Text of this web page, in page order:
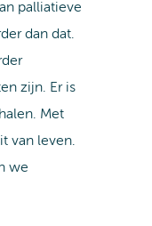
palliatieve
dan dat.
zijn. Er is
Met
van leven.
we